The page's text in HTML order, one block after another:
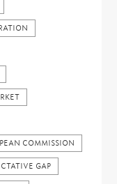
COMMISSION
GAP